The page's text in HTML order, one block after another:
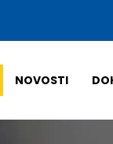
NOVOSTI